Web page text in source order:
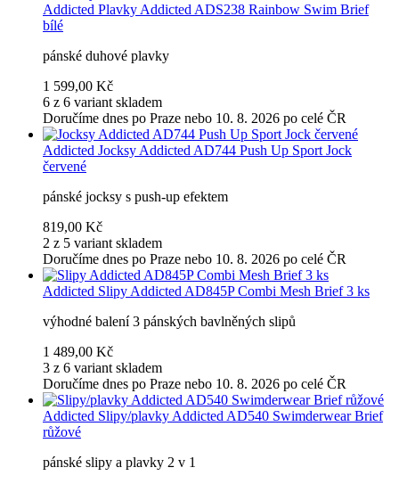
Addicted Plavky Addicted ADS238 Rainbow Swim Brief
bílé
pánské duhové plavky
1 599,00 Kč
6 z 6 variant skladem
Doručíme dnes po Praze nebo 10. 8. 2026 po celé ČR
Addicted Jocksy Addicted AD744 Push Up Sport Jock
červené
pánské jocksy s push-up efektem
819,00 Kč
2 z 5 variant skladem
Doručíme dnes po Praze nebo 10. 8. 2026 po celé ČR
Addicted Slipy Addicted AD845P Combi Mesh Brief 3 ks
výhodné balení 3 pánských bavlněných slipů
1 489,00 Kč
3 z 6 variant skladem
Doručíme dnes po Praze nebo 10. 8. 2026 po celé ČR
Addicted Slipy/plavky Addicted AD540 Swimderwear Brief
růžové
pánské slipy a plavky 2 v 1